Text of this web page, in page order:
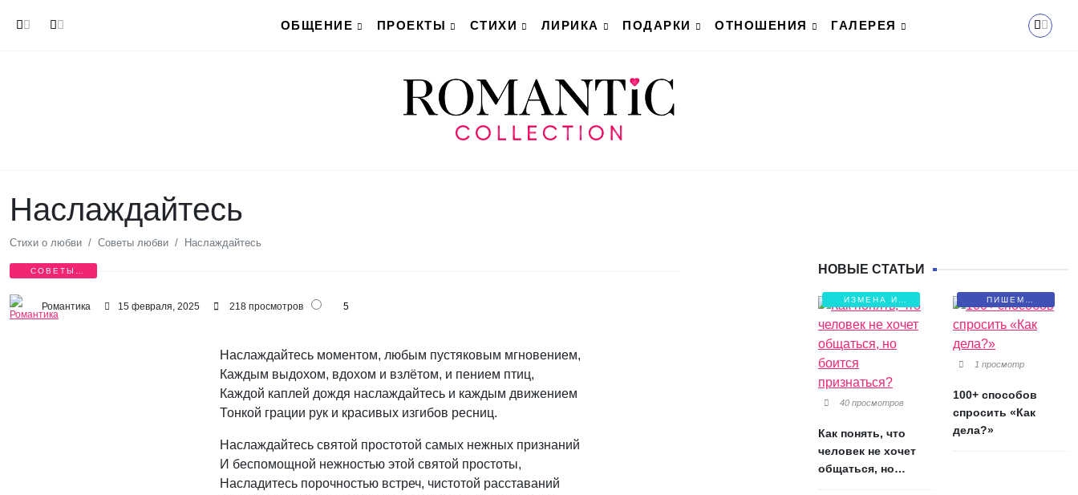
ОБЩЕНИЕ
ПРОЕКТЫ СТИХИ ЛИРИКА ПОДАРКИ ОТНОШЕНИЯ ГАЛЕРЕЯ
Наслаждайтесь
Стихи о любви Советы любви Наслаждайтесь
СОВЕТЫ
Романтика 15 февраля, 2025 218 просмотров 5
Наслаждайтесь моментом, любым пустяковым мгновением,
Каждым выдохом, вдохом и взлётом, и пением птиц,
Каждой каплей дождя наслаждайтесь и каждым движением
Тонкой грации рук и красивых изгибов ресниц.
Наслаждайтесь святой простотой самых нежных признаний
И беспомощной нежностью этой святой простоты,
Насладитесь порочностью встреч, чистотой расставаний
НОВЫЕ СТАТЬИ
ИЗМЕНА И
БОЛЬ
40 просмотров
Как понять, что
человек не хочет
общаться, но
ПИШЕМ
ПИСЬМА
1 просмотр
100+ способов
спросить «Как
дела?»